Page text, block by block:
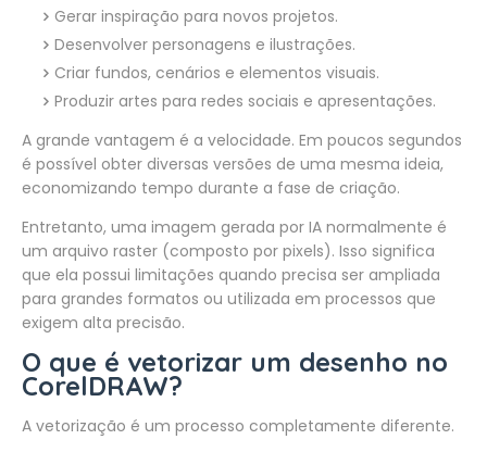
Gerar inspiração para novos projetos.
Desenvolver personagens e ilustrações.
Criar fundos, cenários e elementos visuais.
Produzir artes para redes sociais e apresentações.
A grande vantagem é a velocidade. Em poucos segundos
é possível obter diversas versões de uma mesma ideia,
economizando tempo durante a fase de criação.
Entretanto, uma imagem gerada por IA normalmente é
um arquivo raster (composto por pixels). Isso significa
que ela possui limitações quando precisa ser ampliada
para grandes formatos ou utilizada em processos que
exigem alta precisão.
O que é vetorizar um desenho no
CorelDRAW?
A vetorização é um processo completamente diferente.